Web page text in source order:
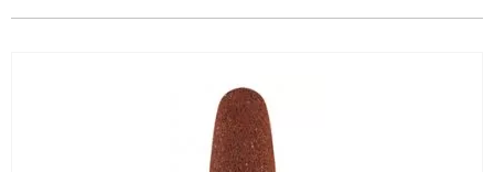
НАСАДКА